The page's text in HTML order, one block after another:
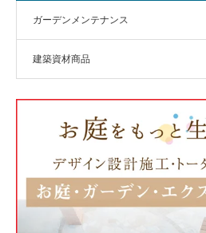
ガーデンメンテナンス
建築資材商品